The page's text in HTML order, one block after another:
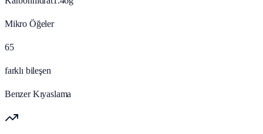
Mikro Öğeler
65
farklı bileşen
Benzer Kıyaslama